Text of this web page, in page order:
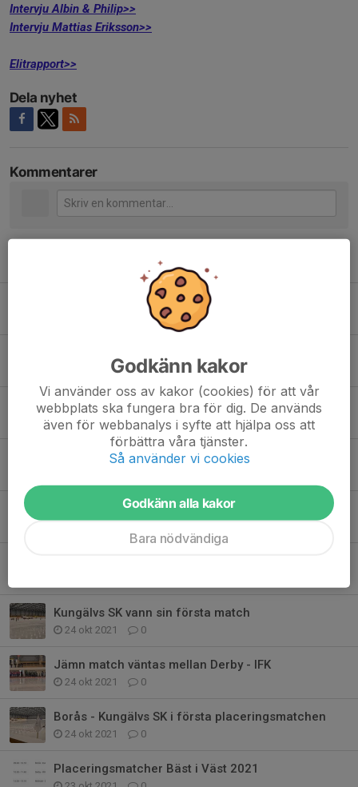
Intervju Albin & Philip>>
Intervju Mattias Eriksson>>
Elitrapport>>
Dela nyhet
Kommentarer
Surte vann Bäst i Väst i sudden death
24 okt 2021 0
Drammen knep tredjeplatsen
24 okt 2021 0
Final i Bäst i Väst 2021
Vem kniper tredjeplatsen?
Kungälvs SK vann sin första match
24 okt 2021 0
Jämn match väntas mellan Derby - IFK
24 okt 2021 0
Borås - Kungälvs SK i första placeringsmatchen
24 okt 2021 0
Placeringsmatcher Bäst i Väst 2021
Godkänn kakor
Vi använder oss av kakor (cookies) för att vår
webbplats ska fungera bra för dig. De används
även för webbanalys i syfte att hjälpa oss att
förbättra våra tjänster.
Så använder vi cookies
Godkänn alla kakor
Bara nödvändiga